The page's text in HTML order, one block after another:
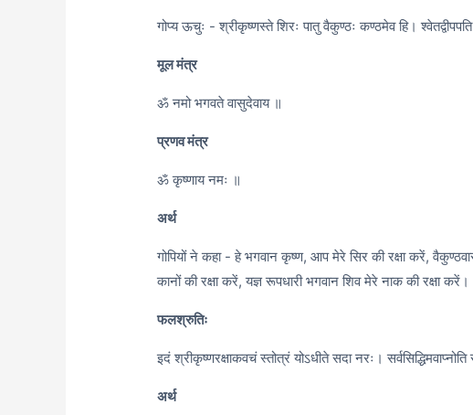
गोप्य ऊचुः - श्रीकृष्णस्ते शिरः पातु वैकुण्ठः कण्ठमेव हि।
मूल मंत्र
ॐ नमो भगवते वासुदेवाय ॥
प्रणव मंत्र
ॐ कृष्णाय नमः ॥
अर्थ
गोपियों ने कहा - हे भगवान कृष्ण, आप मेरे सिर की रक्षा करें,
कानों की रक्षा करें, यज्ञ रूपधारी भगवान शिव मेरे नाक की रक्षा करें।
फलश्रुतिः
इदं श्रीकृष्णरक्षाकवचं स्तोत्रं योऽधीते सदा नरः।
अर्थ